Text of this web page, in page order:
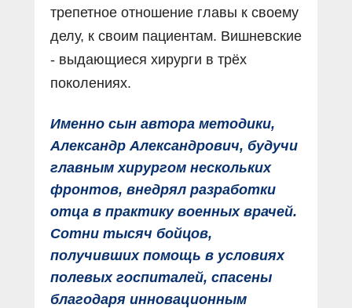
трепетное отношение главы к своему
делу, к своим пациентам. Вишневские
- выдающиеся хирурги в трёх
поколениях.
Именно сын автора методики,
Александр Александрович, будучи
главным хирургом нескольких
фронтов, внедрял разработки
отца в практику военных врачей.
Сотни тысяч бойцов,
получивших помощь в условиях
полевых госпиталей, спасены
благодаря инновационным